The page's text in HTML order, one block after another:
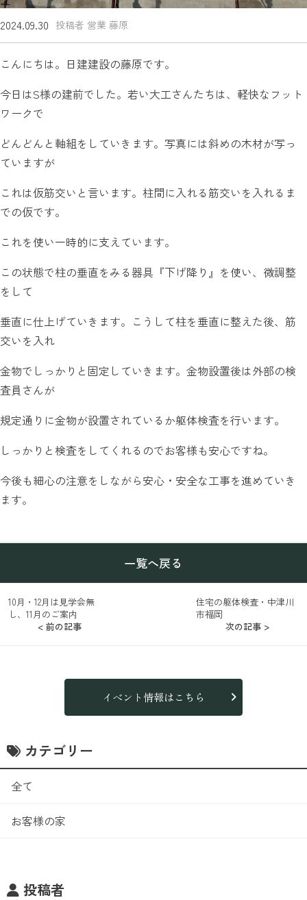
2024.09.30 投稿者 営業 藤原
こんにちは。日建建設の藤原です。
今日はS様の建前でした。若い大工さんたちは、軽快なフット
ワークで
どんどんと軸組をしていきます。写真には斜めの木材が写っ
ていますが
これは仮筋交いと言います。柱間に入れる筋交いを入れるま
での仮です。
これを使い一時的に支えています。
この状態で柱の垂直をみる器具『下げ降り』を使い、微調整
をして
垂直に仕上げていきます。こうして柱を垂直に整えた後、筋
交いを入れ
金物でしっかりと固定していきます。金物設置後は外部の検
査員さんが
規定通りに金物が設置されているか躯体検査を行います。
しっかりと検査をしてくれるのでお客様も安心ですね。
今後も細心の注意をしながら安心・安全な工事を進めていき
ます。
< 前の記事
10月・12月は見学会無
し、11月のご案内
一覧へ戻る
住宅の躯体検査・中津川
市福岡
次の記事 >
イベント情報はこちら
カテゴリー
全て
お客様の家
投稿者